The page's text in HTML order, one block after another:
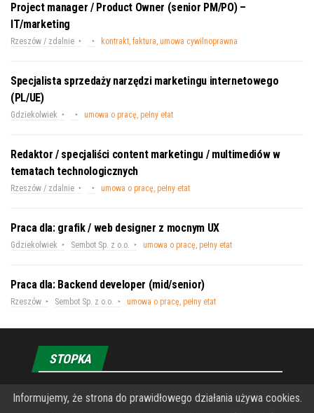
Project manager / Product Owner (senior PM/PO) –
IT/marketing
Rzeszów / zdalnie kontrakt, faktura, umowa cywilnoprawna
Specjalista sprzedaży narzędzi marketingu internetowego
(PL/UE)
Gdziekolwiek umowa o pracę, pełny etat
Redaktor / specjaliści content marketingu / multimediów w
tematach technologicznych
Rzeszów / zdalnie umowa o pracę, pełny etat
Praca dla: grafik / web designer z mocnym UX
Gdziekolwiek Sembot Sp. z o.o. umowa o pracę, pełny etat
Praca dla: Backend developer (mid/senior)
Rzeszów Sembot Sp. z o.o. umowa o pracę, pełny etat
STOPKA
O Fundacji PRZEkarpacie
Informujemy, że strona do prawidłowego działania używa cookies.